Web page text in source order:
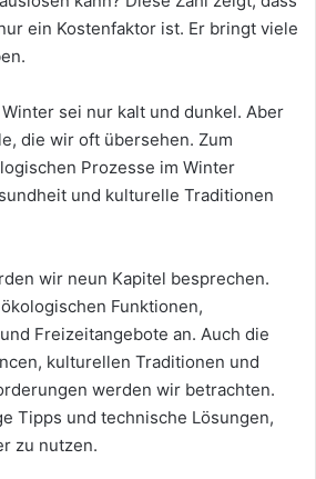
ein Kostenfaktor ist. Er bringt viele
sei nur kalt und dunkel. Aber
die wir oft übersehen. Zum
Prozesse im Winter
und kulturelle Traditionen
wir neun Kapitel besprechen.
Funktionen,
Freizeitangebote an. Auch die
kulturellen Traditionen und
werden wir betrachten.
Tipps und technische Lösungen,
zu nutzen.